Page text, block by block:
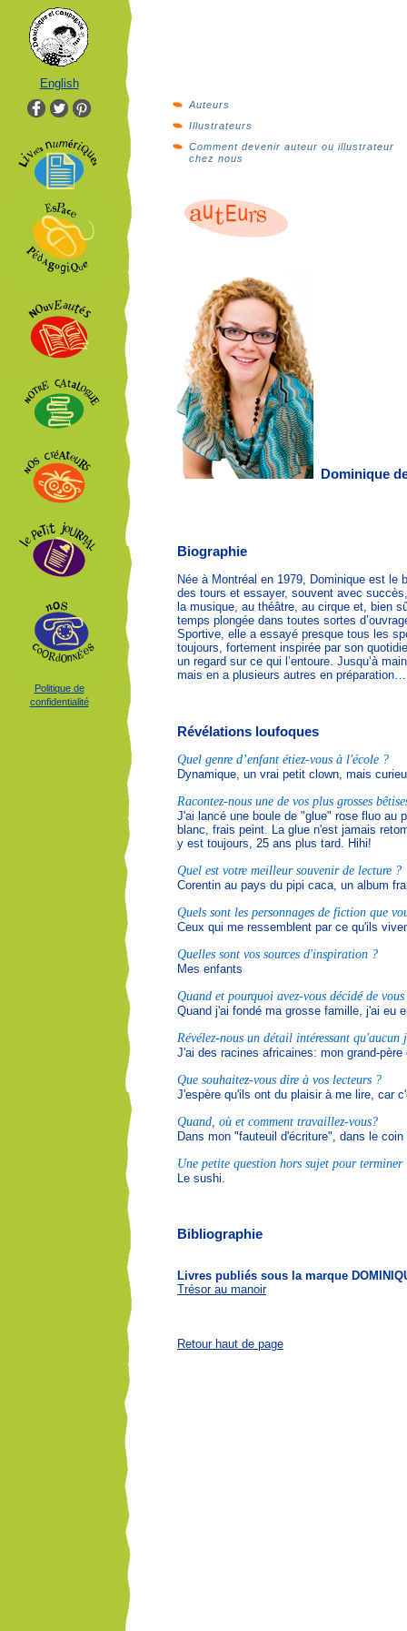
English
Politique de
confidentialité
Auteurs
Illustrateurs
Comment devenir auteur ou illustrateur
chez nous
Dominique
Biographie
Née à Montréal en 1979, Dominique est le
des tours et essayer, souvent avec
la musique, au théâtre, au cirque et, bien
temps plongée dans toutes sortes
Sportive, elle a essayé presque tous les
toujours, fortement inspirée par son
un regard sur ce qui l’entoure. Jusqu’à
mais en a plusieurs autres en préparation…
Révélations loufoques
Quel genre d’enfant étiez-vous à l'école ?
Dynamique, un vrai petit clown, mais
Racontez-nous une de vos plus grosses
J'ai lancé une boule de "glue" rose fluo au
blanc, frais peint. La glue n'est jamais
y est toujours, 25 ans plus tard. Hihi!
Quel est votre meilleur souvenir de lecture ?
Corentin au pays du pipi caca, un album
Quels sont les personnages de fiction que
Ceux qui me ressemblent par ce qu'ils
Quelles sont vos sources d'inspiration ?
Mes enfants
Quand et pourquoi avez-vous décidé de
Quand j'ai fondé ma grosse famille, j'ai eu
Révélez-nous un détail intéressant
J'ai des racines africaines: mon grand-
Que souhaitez-vous dire à vos lecteurs ?
J'espère qu'ils ont du plaisir à me lire, car
Quand, où et comment travaillez-vous?
Dans mon "fauteuil d'écriture", dans le
Une petite question hors sujet pour
Le sushi.
Bibliographie
Livres publiés sous la marque
Trésor au manoir
Retour haut de page